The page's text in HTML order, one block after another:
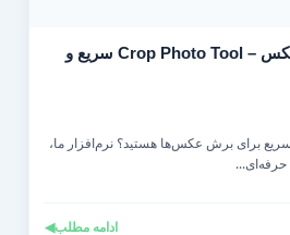
نرم‌افزار رایگان برش عکس – Crop Photo Tool سریع و
برای برش عکس‌ها هستید؟ نرم‌افزار ما،
ادامه مطلب◀